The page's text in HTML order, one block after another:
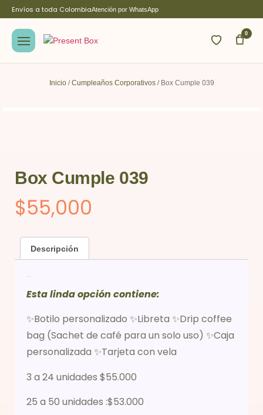
Envíos a toda ColombiaAtención por WhatsApp
0
Inicio/Cumpleaños Corporativos/ Box Cumple 039
Box Cumple 039
$55,000
Descripción
Esta linda opción contiene:
✨Botilo personalizado ✨Libreta ✨Drip coffee
bag (Sachet de café para un solo uso) ✨Caja
personalizada ✨Tarjeta con vela
3 a 24 unidades $55.000
25 a 50 unidades :$53.000